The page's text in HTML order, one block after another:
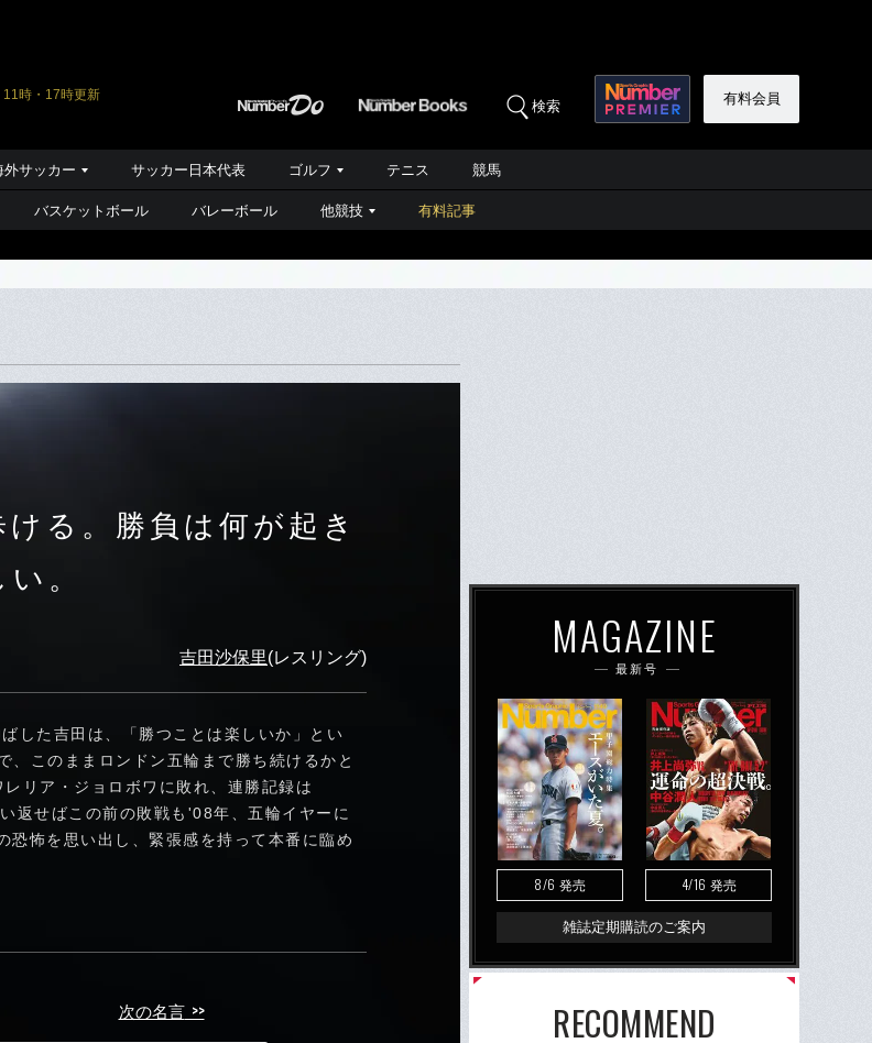
11時・17時更新
検索 有料会員
外サッカー サッカー日本代表 ゴルフ テニス 競馬
バスケットボール バレーボール 他競技 有料記事
る。勝負は何が起き
。
吉田沙保里(レスリング)
した吉田は、「勝つことは楽しいか」とい
、このままロンドン五輪まで勝ち続けるかと
リア・ジョロボワに敗れ、連勝記録は
返せばこの前の敗戦も'08年、五輪イヤーに
恐怖を思い出し、緊張感を持って本番に臨め
次の名言>>
MAGAZINE
最新号
8/6 発売 4/16 発売
雑誌定期購読のご案内
RECOMMEND